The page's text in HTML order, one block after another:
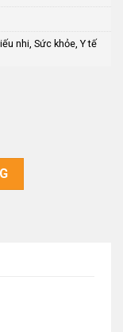
nhi, Sức khỏe, Y tế
Mỗi Ngày – Y